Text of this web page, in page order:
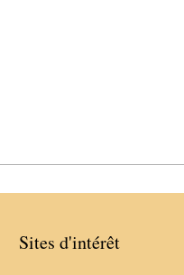
Sites d'intérêt